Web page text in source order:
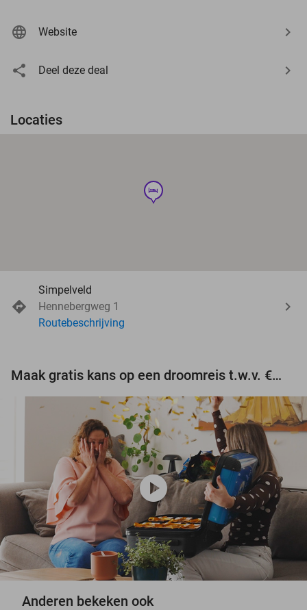
Website
Deel deze deal
Locaties
hotel
Simpelveld
Hennebergweg 1
Routebeschrijving
Maak gratis kans op een droomreis t.w.v. €3.000!
play_circle
Anderen bekeken ook